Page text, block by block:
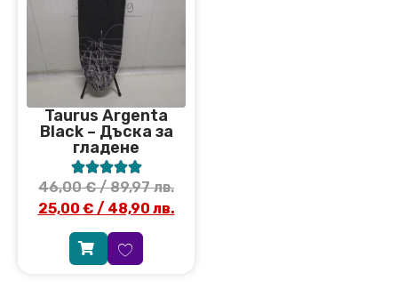
Taurus Argenta
Black – Дъска за
гладене

46,00€/ 89,97 лв.
25,00 € / 48,90 лв.